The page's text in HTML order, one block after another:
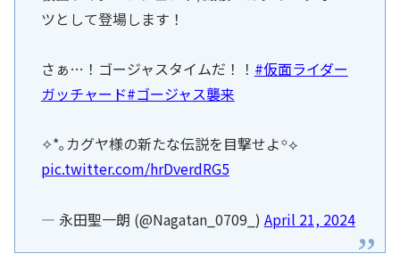
ツとして登場します！
さぁ…！ゴージャスタイムだ！！ #仮面ライダー
ガッチャード#ゴージャス襲来
✧*｡カグヤ様の新たな伝説を目撃せよ️️꙳⟡
pic.twitter.com/hrDverdRG5
— 永田聖一朗 (@Nagatan_0709_) April 21, 2024